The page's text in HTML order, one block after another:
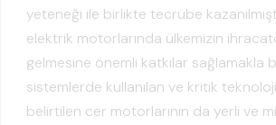
yeteneği ile birlikte tecrübe
elektrik motorlarında ülkemizin
gelmesine önemli katkılar sağlamakla
sistemlerde kullanılan ve kritik
belirtilen cer motorlarının da yerli ve